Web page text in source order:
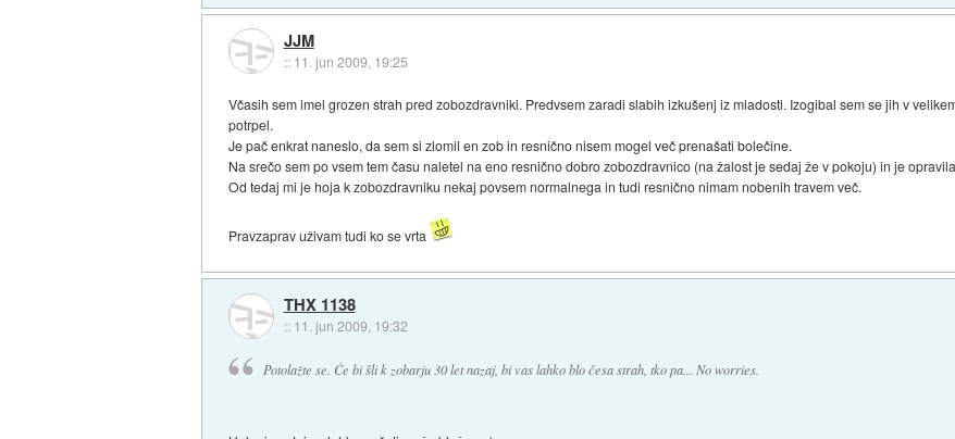
JJM
:: 11. jun 2009, 19:25
Včasih sem imel grozen strah pred zobozdravniki. Predvsem zaradi slabih izkušenj iz mladosti. Izogibal sem se jih v
potrpel.
Je pač enkrat naneslo, da sem si zlomil en zob in resnično nisem mogel več prenašati bolečine.
Na srečo sem po vsem tem času naletel na eno resnično dobro zobozdravnico (na žalost je sedaj že v pokoju) in je
Od tedaj mi je hoja k zobozdravniku nekaj povsem normalnega in tudi resnično nimam nobenih travem več.
Pravzaprav uživam tudi ko se vrta
THX 1138
:: 11. jun 2009, 19:32
Potolažte se. Če bi šli k zobarju 30 let nazaj, bi vas lahko blo česa strah, tko pa... No worries.